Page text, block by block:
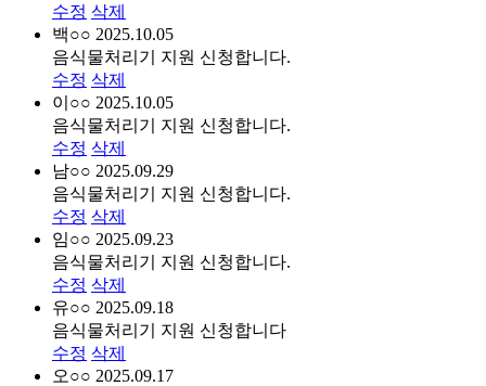
수정 삭제
백○○ 2025.10.05
음식물처리기 지원 신청합니다.
수정 삭제
이○○ 2025.10.05
음식물처리기 지원 신청합니다.
수정 삭제
남○○ 2025.09.29
음식물처리기 지원 신청합니다.
수정 삭제
임○○ 2025.09.23
음식물처리기 지원 신청합니다.
수정 삭제
유○○ 2025.09.18
음식물처리기 지원 신청합니다
수정 삭제
오○○ 2025.09.17